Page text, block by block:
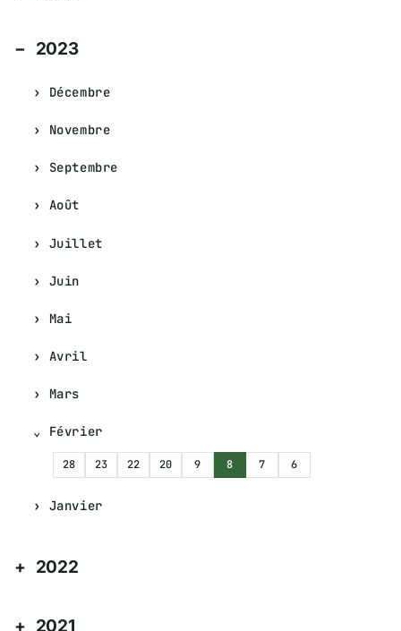
2023
Décembre
Novembre
Septembre
Août
Juillet
Juin
Mai
Avril
Mars
Février
28 23 22 20 9 8 7 6
Janvier
2022
2021